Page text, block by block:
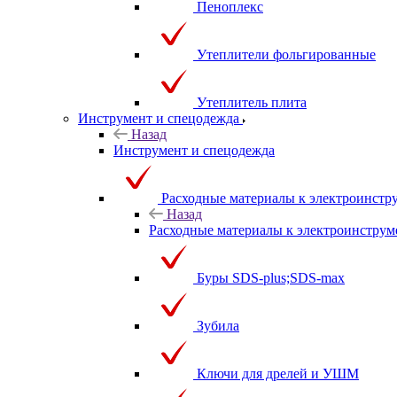
Пеноплекс
Утеплители фольгированные
Утеплитель плита
Инструмент и спецодежда
Назад
Инструмент и спецодежда
Расходные материалы к
Назад
Расходные материалы к
Буры SDS-plus;SDS-max
Зубила
Ключи для дрелей и УШМ